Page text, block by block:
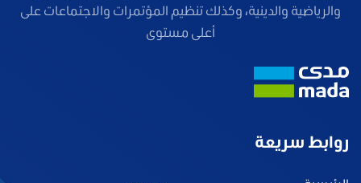
والرياضية والدينية، وكذلك تنظيم المؤتمرات والاجتماعات على
أعلى مستوى
روابط سريعة